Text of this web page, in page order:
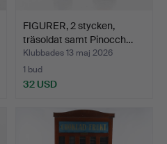
FIGURER, 2 stycken,
träsoldat samt Pinocch…
Klubbades 13 maj 2026
1 bud
32 USD